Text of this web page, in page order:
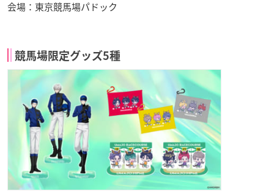
会場：東京競馬場パドック
競馬場限定グッズ5種